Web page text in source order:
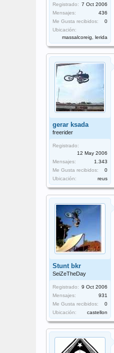
Registrado: 7 Oct 2006
Mensajes:
436
Me Gusta recibidos:
0
Ubicación:
massalcoreig, lerida
gerar ksada
freerider
Registrado:
12 May 2006
Mensajes:
1.343
Me Gusta recibidos:
0
Ubicación:
reus
Stunt bkr
SeiZeTheDay
Registrado: 9 Oct 2006
Mensajes:
931
Me Gusta recibidos:
0
Ubicación:
castellon